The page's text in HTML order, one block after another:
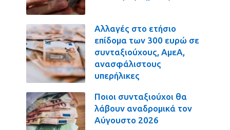
Αλλαγές στο ετήσιο
επίδομα των 300 ευρώ σε
συνταξιούχους, ΑμεΑ,
ανασφάλιστους
υπερήλικες
Ποιοι συνταξιούχοι θα
λάβουν αναδρομικά τον
Αύγουστο 2026